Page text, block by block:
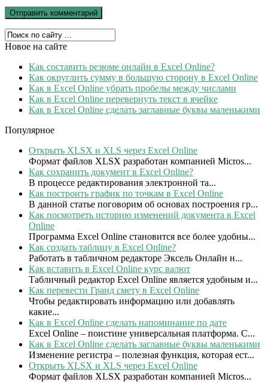
Новое на сайте
Как составить резюме онлайн в Excel Online?
Как округлить сумму в большую сторону в Excel Online
Как в Excel Online убрать пробелы между числами
Как в Excel Online перевернуть текст в ячейке
Как в Excel Online сделать заглавные буквы маленькими
Популярное
Открыть XLSX и XLS через Excel Online
Формат файлов XLSX разработан компанией Micros...
Как сохранить документ в Excel Online?
В процессе редактирования электронной та...
Как построить график по точкам в Excel Online
В данной статье поговорим об основах построения гр...
Как посмотреть историю изменений документа в Excel
Online
Программа Excel Online становится все более удобны...
Как создать таблицу в Excel Online?
Работать в табличном редакторе Эксель Онлайн н...
Как вставить в Excel Online курс валют
Табличный редактор Excel Online является удобным и...
Как перевести Гранд смету в Excel Online
Чтобы редактировать информацию или добавлять
какие...
Как в Excel Online сделать напоминание по дате
Excel Online – поистине универсальная платформа. С...
Как в Excel Online сделать заглавные буквы маленькими
Изменение регистра – полезная функция, которая ест...
Открыть XLSX и XLS через Excel Online
Формат файлов XLSX разработан компанией Micros...